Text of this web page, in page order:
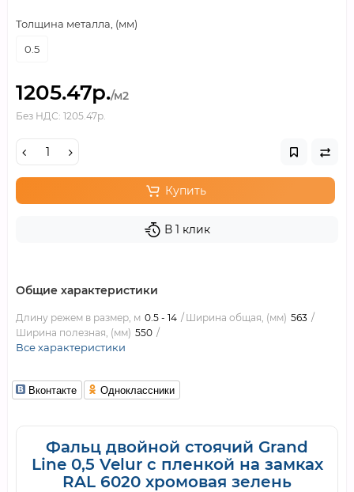
Толщина металла, (мм)
0.5
1205.47р./м2
Без НДС: 1205.47р.
Купить
В 1 клик
Общие характеристики
Длину режем в размер, м 0.5 - 14 Ширина общая, (мм) 563
Ширина полезная, (мм) 550
Все характеристики
Вконтакте Одноклассники
Фальц двойной стоячий Grand
Line 0,5 Velur с пленкой на замках
RAL 6020 хромовая зелень